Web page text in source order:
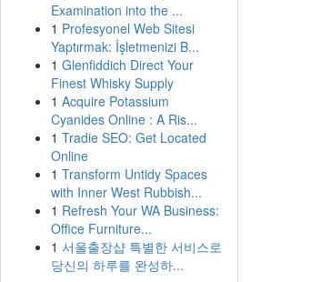
Examination into the ...
1 Profesyonel Web Sitesi
Yaptırmak: İşletmenizi B...
1 Glenfiddich Direct Your
Finest Whisky Supply
1 Acquire Potassium
Cyanides Online : A Ris...
1 Tradie SEO: Get Located
Online
1 Transform Untidy Spaces
with Inner West Rubbish...
1 Refresh Your WA Business:
Office Furniture...
1 서울출장샵 특별한 서비스로
당신의 하루를 완성하...